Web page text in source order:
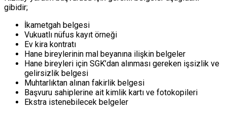
gibidir;
İkametgah belgesi
Vukuatlı nüfus kayıt örneği
Ev kira kontratı
Hane bireylerinin mal beyanına ilişkin belgeler
Hane bireyleri için SGK’dan alınması gereken işsizlik ve
gelirsizlik belgesi
Muhtarlıktan alınan fakirlik belgesi
Başvuru sahiplerine ait kimlik kartı ve fotokopileri
Ekstra istenebilecek belgeler